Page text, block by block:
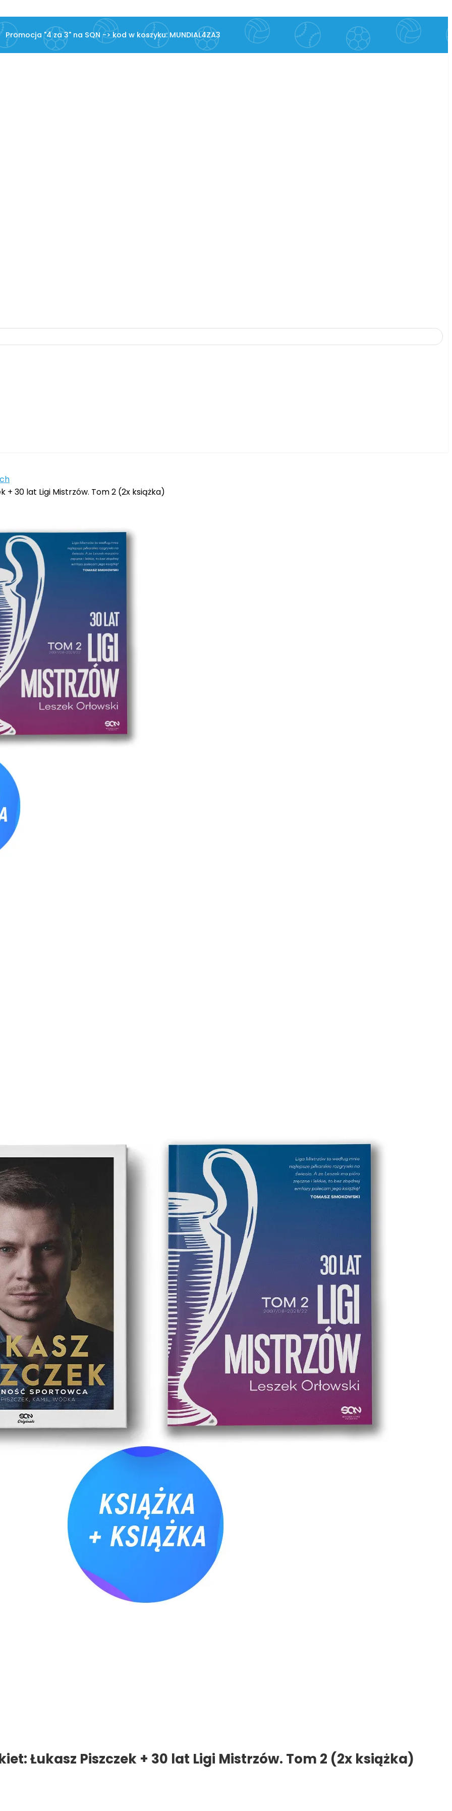
Promocja "4 za 3" na SQN -> kod w koszyku: MUNDIAL4ZA3
+ 30 lat Ligi Mistrzów. Tom 2 (2x książka)
Łukasz Piszczek + 30 lat Ligi Mistrzów. Tom 2 (2x książka)